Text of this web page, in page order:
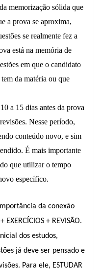
memorização sólida que
a prova se aproxima,
se realmente fez a
está na memória de
em que o candidato
da matéria ou que
a 15 dias antes da prova
Nesse período,
conteúdo novo, e sim
É mais importante
que utilizar o tempo
específico.
da conexão
+ REVISÃO.
dos estudos,
já deve ser pensado e
Para ele, ESTUDAR